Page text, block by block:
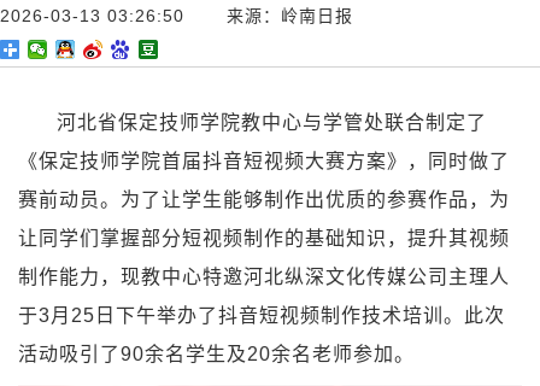
2026-03-13 03:26:50 来源：岭南日报
河北省保定技师学院教中心与学管处联合制定了
《保定技师学院首届抖音短视频大赛方案》，同时做了
赛前动员。为了让学生能够制作出优质的参赛作品，为
让同学们掌握部分短视频制作的基础知识，提升其视频
制作能力，现教中心特邀河北纵深文化传媒公司主理人
于3月25日下午举办了抖音短视频制作技术培训。此次
活动吸引了90余名学生及20余名老师参加。